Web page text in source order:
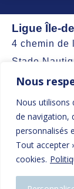
Nous
Nous utilisons
de navigation,
personnalisés
Tout accepter
cookies.
Ligue Île-
4 chemin de
Stade
77360
Suivez